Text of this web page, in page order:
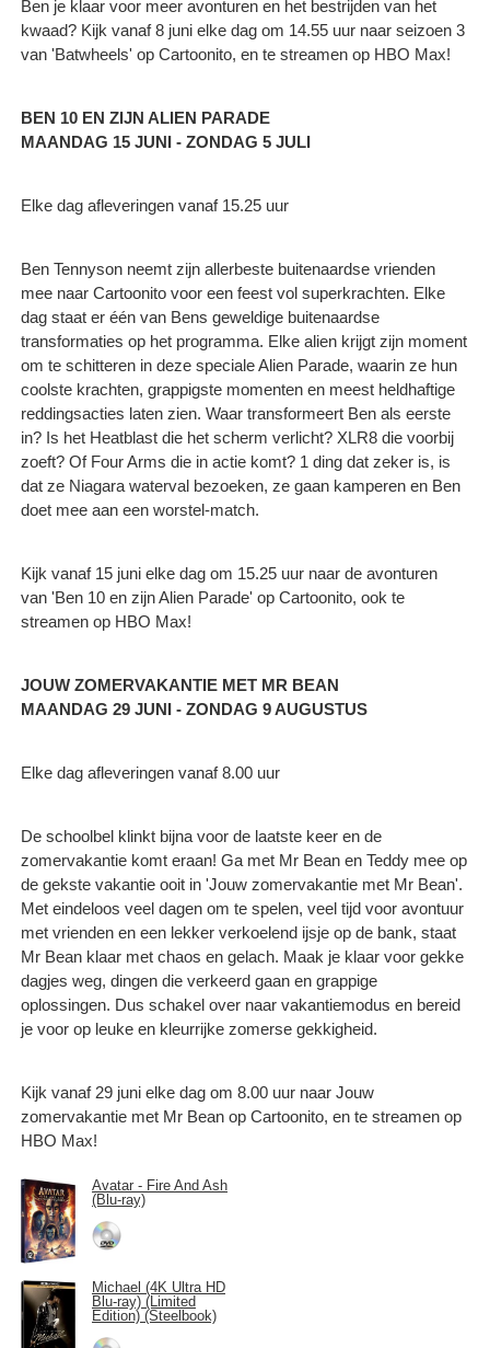
Ben je klaar voor meer avonturen en het bestrijden van het
kwaad? Kijk vanaf 8 juni elke dag om 14.55 uur naar seizoen 3
van 'Batwheels' op Cartoonito, en te streamen op HBO Max!
BEN 10 EN ZIJN ALIEN PARADE
MAANDAG 15 JUNI - ZONDAG 5 JULI
Elke dag afleveringen vanaf 15.25 uur
Ben Tennyson neemt zijn allerbeste buitenaardse vrienden
mee naar Cartoonito voor een feest vol superkrachten. Elke
dag staat er één van Bens geweldige buitenaardse
transformaties op het programma. Elke alien krijgt zijn moment
om te schitteren in deze speciale Alien Parade, waarin ze hun
coolste krachten, grappigste momenten en meest heldhaftige
reddingsacties laten zien. Waar transformeert Ben als eerste
in? Is het Heatblast die het scherm verlicht? XLR8 die voorbij
zoeft? Of Four Arms die in actie komt? 1 ding dat zeker is, is
dat ze Niagara waterval bezoeken, ze gaan kamperen en Ben
doet mee aan een worstel-match.
Kijk vanaf 15 juni elke dag om 15.25 uur naar de avonturen
van 'Ben 10 en zijn Alien Parade' op Cartoonito, ook te
streamen op HBO Max!
JOUW ZOMERVAKANTIE MET MR BEAN
MAANDAG 29 JUNI - ZONDAG 9 AUGUSTUS
Elke dag afleveringen vanaf 8.00 uur
De schoolbel klinkt bijna voor de laatste keer en de
zomervakantie komt eraan! Ga met Mr Bean en Teddy mee op
de gekste vakantie ooit in 'Jouw zomervakantie met Mr Bean'.
Met eindeloos veel dagen om te spelen, veel tijd voor avontuur
met vrienden en een lekker verkoelend ijsje op de bank, staat
Mr Bean klaar met chaos en gelach. Maak je klaar voor gekke
dagjes weg, dingen die verkeerd gaan en grappige
oplossingen. Dus schakel over naar vakantiemodus en bereid
je voor op leuke en kleurrijke zomerse gekkigheid.
Kijk vanaf 29 juni elke dag om 8.00 uur naar Jouw
zomervakantie met Mr Bean op Cartoonito, en te streamen op
HBO Max!
Avatar - Fire And Ash
(Blu-ray)
Michael (4K Ultra HD
Blu-ray) (Limited
Edition) (Steelbook)